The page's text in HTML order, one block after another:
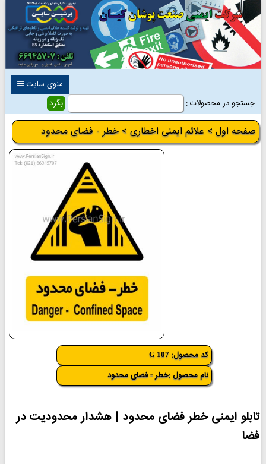
منوی سایت
جستجو در محصولات :
صفحه اول > علائم ایمنی اخطاری > خطر - فضای محدود
کد محصول: G 107
نام محصول :خطر - فضای محدود
تابلو ایمنی خطر فضای محدود | هشدار محدودیت در
فضا